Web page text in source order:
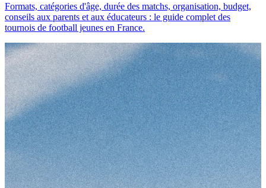
Formats, catégories d'âge, durée des matchs, organisation, budget,
conseils aux parents et aux éducateurs : le guide complet des
tournois de football jeunes en France.